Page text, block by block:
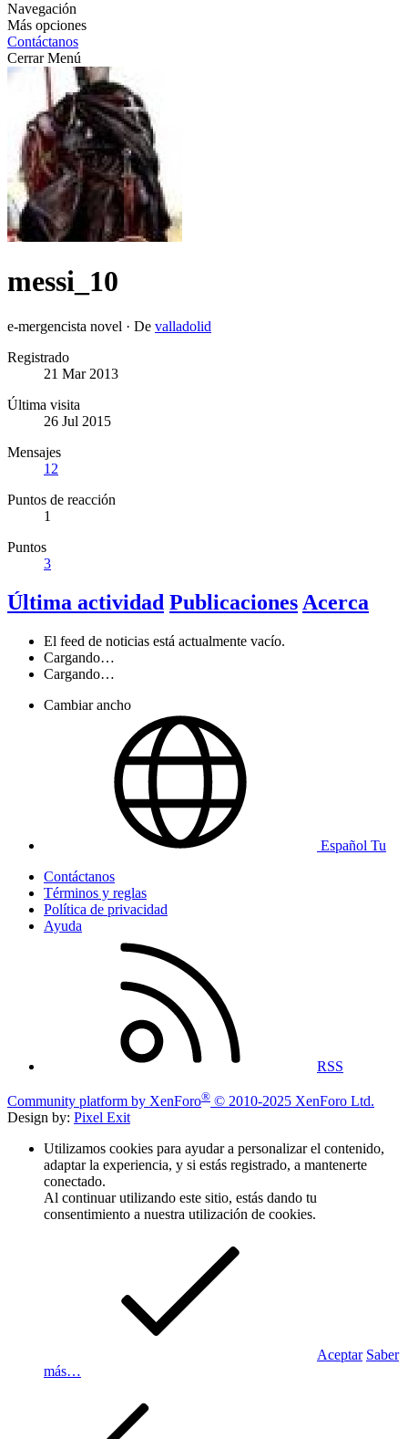
Navegación
Más opciones
Contáctanos
Cerrar Menú
messi_10
e-mergencista novel · De valladolid
Registrado
21 Mar 2013
Última visita
26 Jul 2015
Mensajes
12
Puntos de reacción
1
Puntos
3
Última actividad Publicaciones Acerca
El feed de noticias está actualmente vacío.
Cargando…
Cargando…
Cambiar ancho
Español Tu
Contáctanos
Términos y reglas
Política de privacidad
Ayuda
RSS
Community platform by XenForo® © 2010-2025 XenForo Ltd.
Design by: Pixel Exit
Utilizamos cookies para ayudar a personalizar el contenido,
adaptar la experiencia, y si estás registrado, a mantenerte
conectado.
Al continuar utilizando este sitio, estás dando tu
consentimiento a nuestra utilización de cookies.
Aceptar Saber
más…